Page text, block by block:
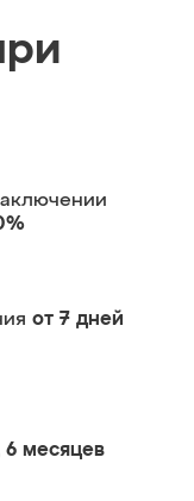
от 7 дней
6 месяцев